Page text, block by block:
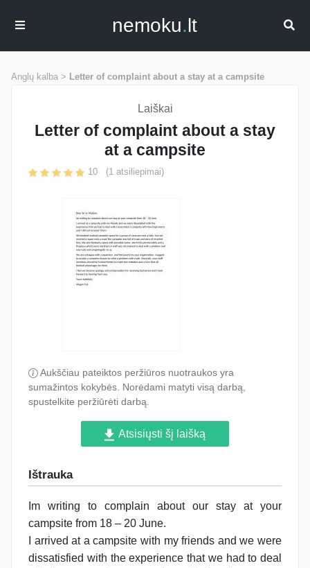
nemoku.lt
Anglų kalba > Letter of complaint about a stay at a campsite
Laiškai
Letter of complaint about a stay
at a campsite
10 (1 atsiliepimai)
Aukščiau pateiktos peržiūros nuotraukos yra
sumažintos kokybės. Norėdami matyti visą darbą,
spustelkite peržiūrėti darbą.
Atsisiųsti šį laišką
Ištrauka
Im writing to complain about our stay at your
campsite from 18 – 20 June.
I arrived at a campsite with my friends and we were
dissatisfied with the experience that we had to deal